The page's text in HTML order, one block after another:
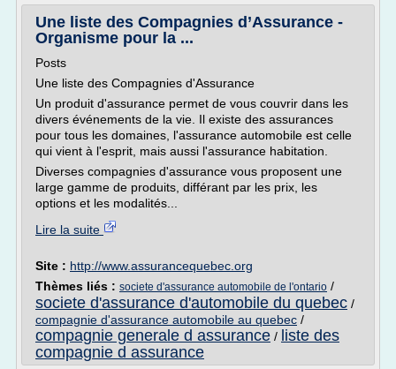
Une liste des Compagnies d’Assurance -
Organisme pour la ...
Posts
Une liste des Compagnies d'Assurance
Un produit d'assurance permet de vous couvrir dans les
divers événements de la vie. Il existe des assurances
pour tous les domaines, l'assurance automobile est celle
qui vient à l'esprit, mais aussi l'assurance habitation.
Diverses compagnies d'assurance vous proposent une
large gamme de produits, différant par les prix, les
options et les modalités...
Lire la suite
Site : http://www.assurancequebec.org
Thèmes liés : societe d'assurance automobile de l'ontario /
societe d'assurance d'automobile du quebec /
compagnie d'assurance automobile au quebec /
compagnie generale d assurance / liste des
compagnie d assurance